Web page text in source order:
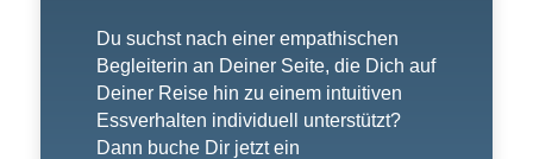
Du suchst nach einer empathischen
Begleiterin an Deiner Seite, die Dich auf
Deiner Reise hin zu einem intuitiven
Essverhalten individuell unterstützt?
Dann buche Dir jetzt ein